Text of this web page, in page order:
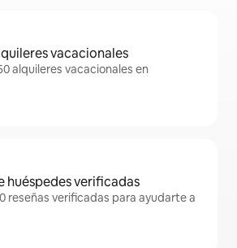
vacacionales
alquileres vacacionales en
huéspedes verificadas
reseñas verificadas para ayudarte a